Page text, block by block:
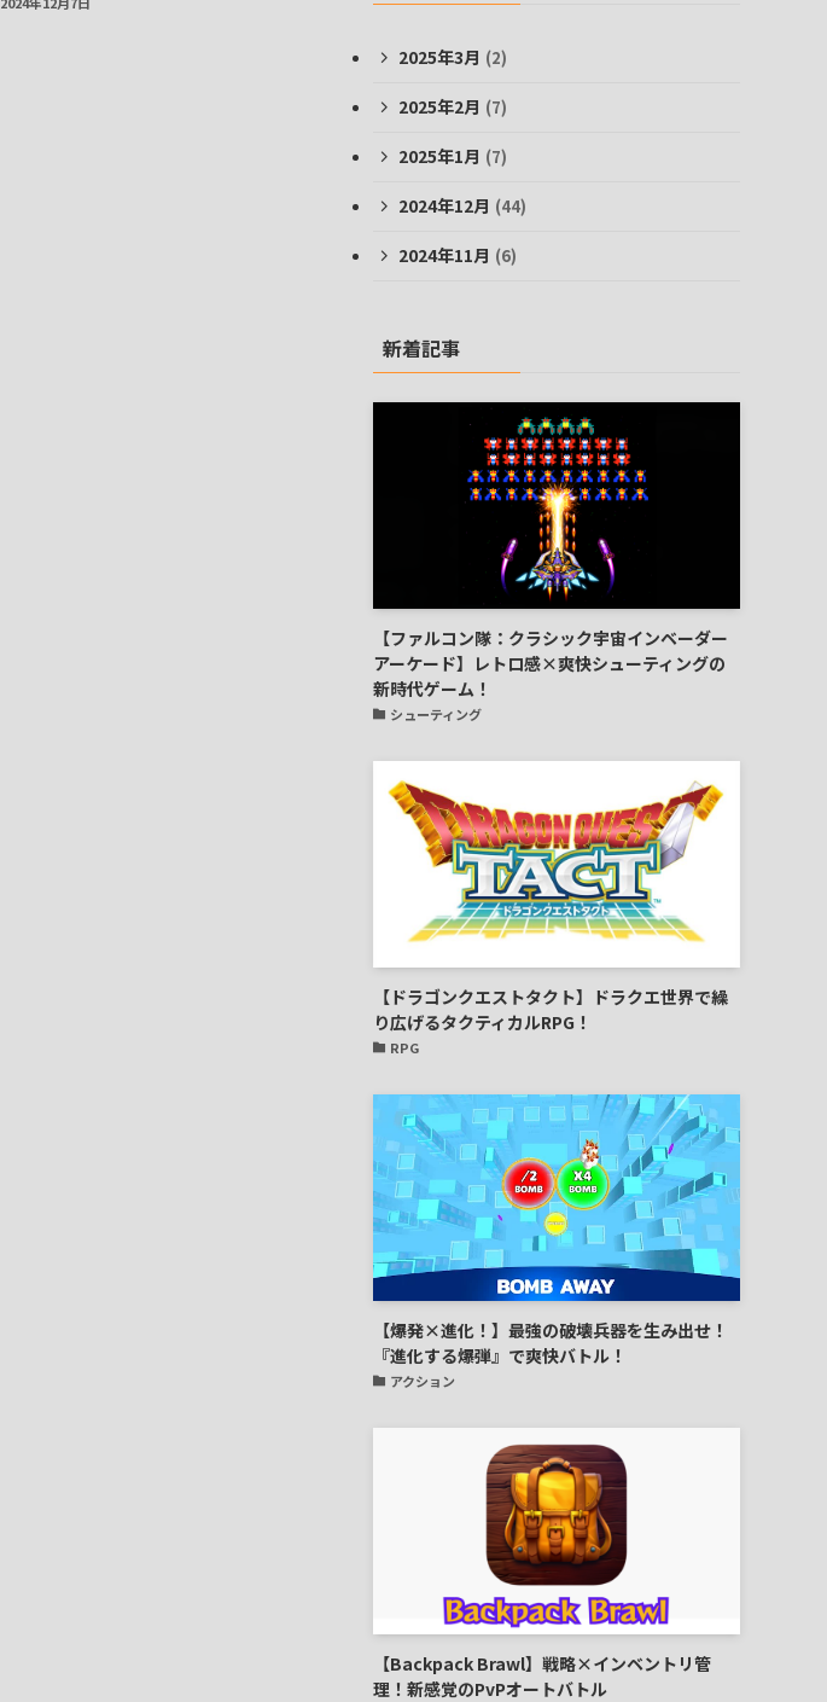
2025年3月 (2)
2025年2月 (7)
2025年1月 (7)
2024年12月 (44)
2024年11月 (6)
新着記事
【ファルコン隊：クラシック宇宙インベーダー
アーケード】レトロ感×爽快シューティングの
新時代ゲーム！
シューティング
【ドラゴンクエストタクト】ドラクエ世界で繰
り広げるタクティカルRPG！
RPG
【爆発×進化！】最強の破壊兵器を生み出せ！
『進化する爆弾』で爽快バトル！
アクション
【Backpack Brawl】戦略×インベントリ管
理！新感覚のPvPオートバトル